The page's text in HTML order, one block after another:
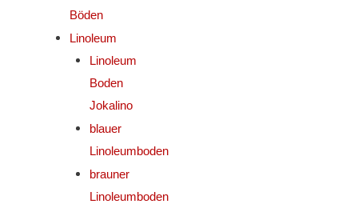
Böden
Linoleum
Linoleum
Boden
Jokalino
blauer
Linoleumboden
brauner
Linoleumboden